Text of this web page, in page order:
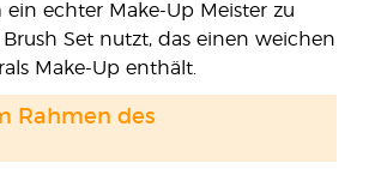
ein echter Make-Up Meister zu
Set nutzt, das einen weichen
Make-Up enthält.
Rahmen des